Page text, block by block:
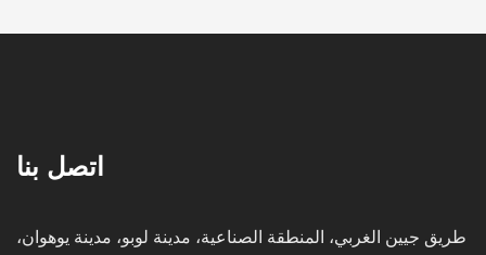
اتصل بنا
طريق جيين الغربي، المنطقة الصناعية، مدينة لوبو، مدينة يوهوان،